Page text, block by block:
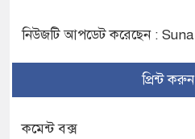
নিউজটি আপডেট করেছেন :
প্রিন্ট
কমেন্ট বক্স